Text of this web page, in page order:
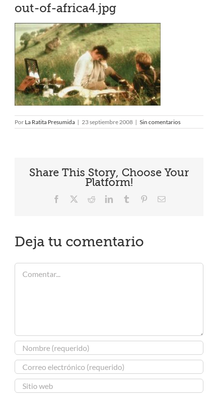
out-of-africa4.jpg
Por La Ratita Presumida | 23 septiembre 2008 | Sin comentarios
Share This Story, Choose Your
Platform!
Facebook RedditLinkedInTumblr PinterestCorreo
Deja tu comentario
Comentar